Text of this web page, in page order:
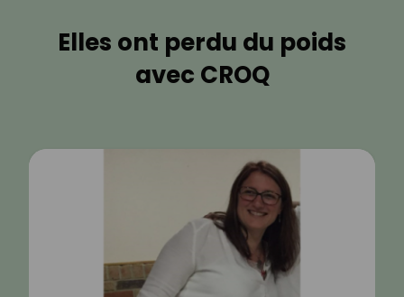
Elles ont perdu du poids
avec CROQ